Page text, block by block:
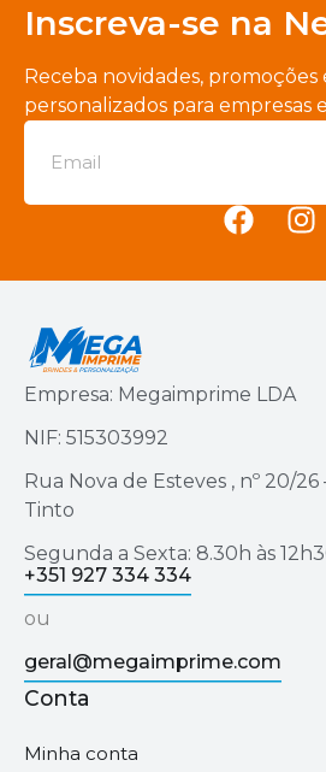
Inscreva-se na
Receba novidades, promoções
personalizados para empresas
Empresa: Megaimprime LDA
NIF: 515303992
Rua Nova de Esteves , nº 20/
Tinto
Segunda a Sexta: 8.30h às
+351 927 334 334
ou
geral@megaimprime.com
Conta
Minha conta